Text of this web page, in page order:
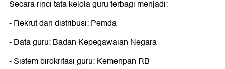
Secara rinci tata kelola guru terbagi menjadi:
- Rekrut dan distribusi: Pemda
- Data guru: Badan Kepegawaian Negara
- Sistem birokritasi guru: Kemenpan RB